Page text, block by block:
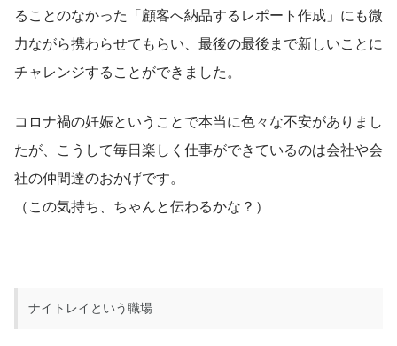
ることのなかった「顧客へ納品するレポート作成」にも微
力ながら携わらせてもらい、最後の最後まで新しいことに
チャレンジすることができました。
コロナ禍の妊娠ということで本当に色々な不安がありまし
たが、こうして毎日楽しく仕事ができているのは会社や会
社の仲間達のおかげです。
（この気持ち、ちゃんと伝わるかな？）
ナイトレイという職場